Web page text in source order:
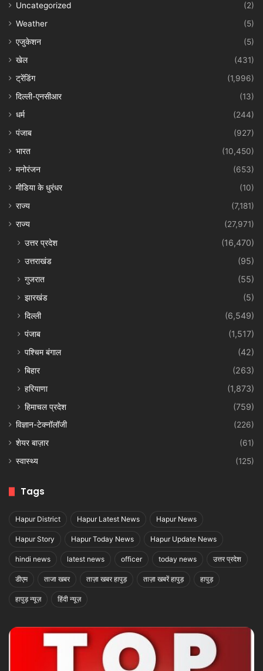
Uncategorized
(2)
Weather
(5)
एजुकेशन
(5)
खेल
(431)
ट्रेंडिंग
(1,996)
दिल्ली-एनसीआर
(13)
धर्म
(244)
पंजाब
(927)
भारत
(10,450)
मनोरंजन
(653)
मीडिया के धुरंधर
(10)
राज्य
(7,181)
राज्य
(27,971)
उत्तर प्रदेश
(16,470)
उत्तराखंड
(95)
गुजरात
(55)
झारखंड
(5)
दिल्ली
(6,549)
पंजाब
(1,517)
पश्चिम बंगाल
(42)
बिहार
(263)
हरियाणा
(1,873)
हिमाचल प्रदेश
(759)
विज्ञान-टेक्नॉलॉजी
(226)
शेयर बाज़ार
(61)
स्वास्थ्य
(125)
Tags
Hapur District Hapur Latest News Hapur News
Hapur Story Hapur Today News Hapur Update News
hindi news latest news officer today news उत्तर प्रदेश
डीएम ताजा खबर ताज़ा खबर हापुड़ ताज़ा खबरें हापुड़ हापुड़
हापुड़ न्यूज़ हिंदी न्यूज़